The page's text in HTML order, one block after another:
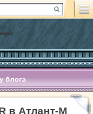
блога
в Атлант-М